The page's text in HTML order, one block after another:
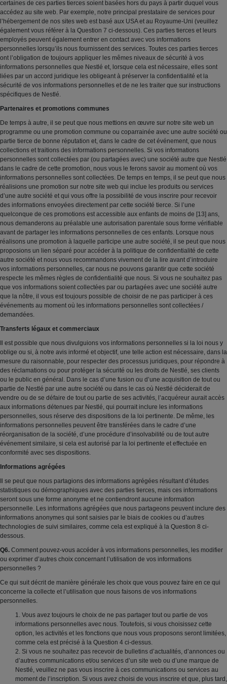
certaines de ces parties tierces soient basées hors du pays à partir duquel vous
accédez au site web. Par exemple, notre principal prestataire de services pour
l’hébergement de nos sites web est basé aux USA et au Royaume-Uni (veuillez
également vous référer à la Question 7 ci-dessous). Ces parties tierces et leurs
employés peuvent également entrer en contact avec vos informations
personnelles lorsqu’ils nous fournissent des services. Toutes ces parties tierces
ont l’obligation de toujours appliquer les mêmes niveaux de sécurité à vos
informations personnelles que Nestlé et, lorsque cela est nécessaire, elles sont
liées par un accord juridique les obligeant à préserver la confidentialité et la
sécurité de vos informations personnelles et de ne les traiter que sur instructions
spécifiques de Nestlé.
Partenaires et promotions communes
De temps à autre, il se peut que nous mettions en œuvre sur notre site web un
programme ou une promotion commune ou coparrainée avec une autre société ou
partie tierce de bonne réputation et, dans le cadre de cet événement, que nous
collections et traitions des informations personnelles. Si vos informations
personnelles sont collectées par (ou partagées avec) une société autre que Nestlé
dans le cadre de cette promotion, nous vous le ferons savoir au moment où vos
informations personnelles sont collectées. De temps en temps, il se peut que nous
réalisions une promotion sur notre site web qui inclue les produits ou services
d’une autre société et qui vous offre la possibilité de vous inscrire pour recevoir
des informations envoyées directement par cette société tierce. Si l’une
quelconque de ces promotions est accessible aux enfants de moins de [13] ans,
nous demanderons au préalable une autorisation parentale sous forme vérifiable
avant de partager les informations personnelles de ces enfants. Lorsque nous
réalisons une promotion à laquelle participe une autre société, il se peut que nous
proposions un lien séparé pour accéder à la politique de confidentialité de cette
autre société et nous vous recommandons vivement de la lire avant d’introduire
vos informations personnelles, car nous ne pouvons garantir que cette société
respecte les mêmes règles de confidentialité que nous. Si vous ne souhaitez pas
que vos informations soient collectées par ou partagées avec une société autre
que la nôtre, il vous est toujours possible de choisir de ne pas participer à ces
événements au moment où les informations personnelles sont collectées /
demandées.
Transferts légaux et commerciaux
Il est possible que nous divulguions vos informations personnelles si la loi nous y
oblige ou si, à notre avis informé et objectif, une telle action est nécessaire, dans la
mesure du raisonnable, pour respecter des processus juridiques, pour répondre à
des réclamations ou pour protéger la sécurité ou les droits de Nestlé, ses clients
ou le public en général. Dans le cas d’une fusion ou d’une acquisition de tout ou
partie de Nestlé par une autre société ou dans le cas où Nestlé déciderait de
vendre ou de se défaire de tout ou partie de ses activités, l’acquéreur aurait accès
aux informations détenues par Nestlé, qui pourrait inclure les informations
personnelles, sous réserve des dispositions de la loi pertinente. De même, les
informations personnelles peuvent être transférées dans le cadre d’une
réorganisation de la société, d’une procédure d’insolvabilité ou de tout autre
événement similaire, si cela est autorisé par la loi pertinente et effectuée en
conformité avec ses dispositions.
Informations agrégées
Il se peut que nous partagions des informations agrégées résultant d’études
statistiques ou démographiques avec des parties tierces, mais ces informations
seront sous une forme anonyme et ne contiendront aucune information
personnelle. Les informations agrégées que nous partageons peuvent inclure des
informations anonymes qui sont saisies par le biais de cookies ou d’autres
technologies de suivi similaires, comme cela est expliqué à la Question 8 ci-
dessous.
Q6. Comment pouvez-vous accéder à vos informations personnelles, les modifier
ou exprimer d’autres choix concernant l’utilisation de vos informations
personnelles ?
Ce qui suit décrit de manière générale les choix que vous pouvez faire en ce qui
concerne la collecte et l’utilisation que nous faisons de vos informations
personnelles.
1. Vous avez toujours le choix de ne pas partager tout ou partie de vos
informations personnelles avec nous. Toutefois, si vous choisissez cette
option, les activités et les fonctions que nous vous proposons seront limitées,
comme cela est précisé à la Question 4 ci-dessus.
2. Si vous ne souhaitez pas recevoir de bulletins d’actualités, d’annonces ou
d’autres communications et/ou services d’un site web ou d’une marque de
Nestlé, veuillez ne pas vous inscrire à ces communications ou services au
moment de l’inscription. Si vous avez choisi de vous inscrire et que, plus tard,